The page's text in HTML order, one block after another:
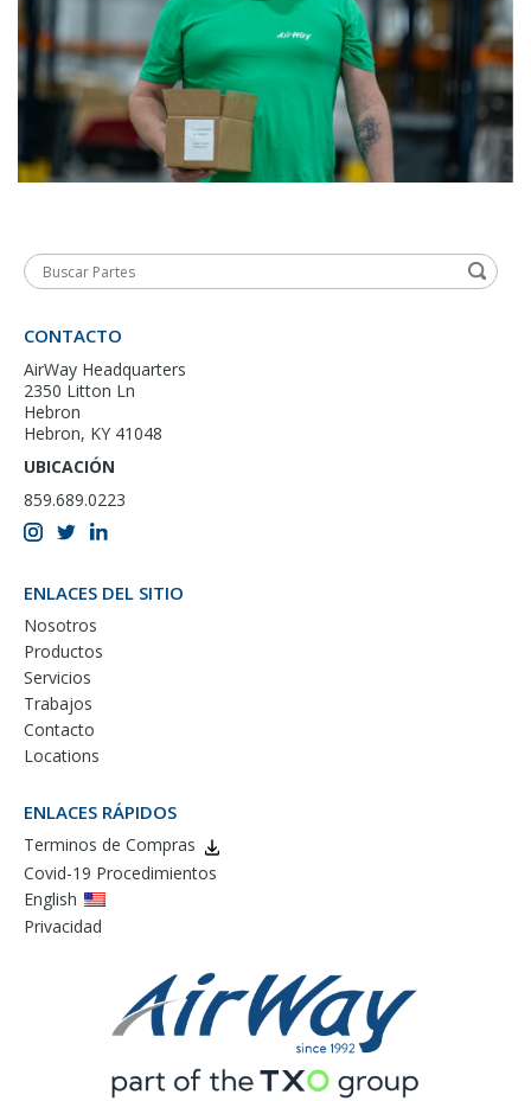
CONTACTO
AirWay Headquarters
2350 Litton Ln
Hebron
Hebron, KY 41048
UBICACIÓN
859.689.0223
ENLACES DEL SITIO
Nosotros
Productos
Servicios
Trabajos
Contacto
Locations
ENLACES RÁPIDOS
Terminos de Compras
Covid-19 Procedimientos
English
Privacidad